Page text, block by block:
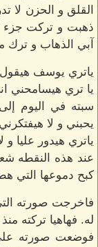
القلق و الحزن لا
ذهبت و تركت جزء
آبي الذهاب و
ياتري يوسف هيقول
يا تري هيسامحني
سبته في اليوم
يحبني و لا
ياتري هيدور عليا
عند هذه النقطه
كبح دموعها التي
فاخرجت صورته
له. فهاهيا تركته
فوضعت صورته